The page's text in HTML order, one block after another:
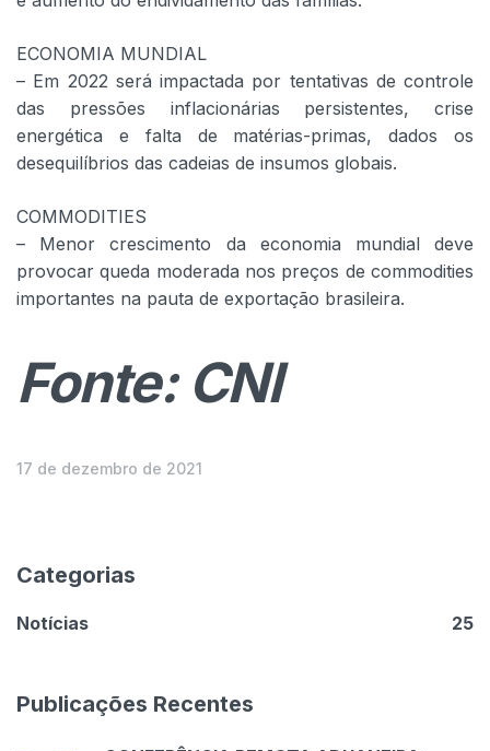
ECONOMIA MUNDIAL
– Em 2022 será impactada por tentativas de controle
das pressões inflacionárias persistentes, crise
energética e falta de matérias-primas, dados os
desequilíbrios das cadeias de insumos globais.
COMMODITIES
– Menor crescimento da economia mundial deve
provocar queda moderada nos preços de commodities
importantes na pauta de exportação brasileira.
Fonte: CNI
17 de dezembro de 2021
Categorias
Notícias 25
Publicações Recentes